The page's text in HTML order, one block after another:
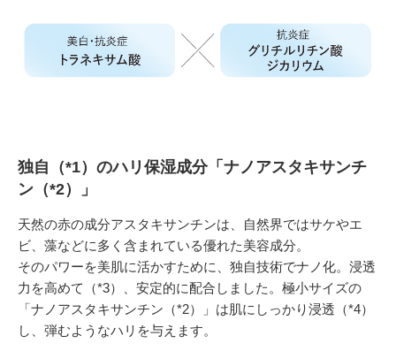
独自（*1）のハリ保湿成分「ナノアスタキサンチ
ン（*2）」
天然の赤の成分アスタキサンチンは、自然界ではサケやエ
ビ、藻などに多く含まれている優れた美容成分。
そのパワーを美肌に活かすために、独自技術でナノ化。浸透
力を高めて（*3）、安定的に配合しました。極小サイズの
「ナノアスタキサンチン（*2）」は肌にしっかり浸透（*4）
し、弾むようなハリを与えます。